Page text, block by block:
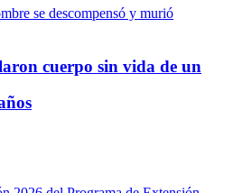
cuerpo sin vida de un